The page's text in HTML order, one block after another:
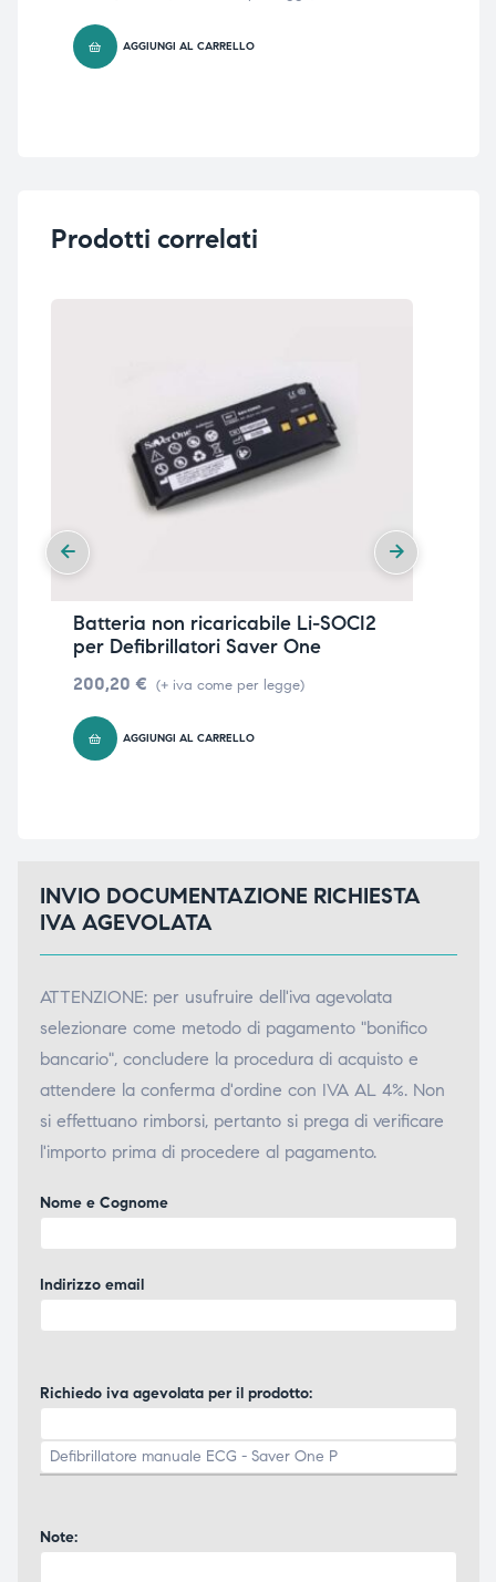
AGGIUNGI AL CARRELLO
Prodotti correlati
Batteria non ricaricabile Li-SOCI2
per Defibrillatori Saver One
200,20 € (+ iva come per legge)
AGGIUNGI AL CARRELLO
INVIO DOCUMENTAZIONE RICHIESTA
IVA AGEVOLATA
ATTENZIONE: per usufruire dell'iva agevolata
selezionare come metodo di pagamento "bonifico
bancario", concludere la procedura di acquisto e
attendere la conferma d'ordine con IVA AL 4%. Non
si effettuano rimborsi, pertanto si prega di verificare
l'importo prima di procedere al pagamento.
Nome e Cognome
Indirizzo email
Richiedo iva agevolata per il prodotto:
Note: